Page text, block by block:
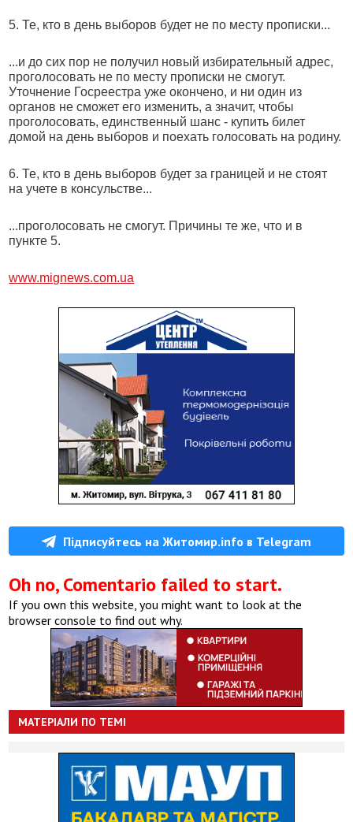
5. Те, кто в день выборов будет не по месту прописки...
...и до сих пор не получил новый избирательный адрес,
проголосовать не по месту прописки не смогут.
Уточнение Госреестра уже окончено, и ни один из
органов не сможет его изменить, а значит, чтобы
проголосовать, единственный шанс - купить билет
домой на день выборов и поехать голосовать на родину.
6. Те, кто в день выборов будет за границей и не стоят
на учете в консульстве...
...проголосовать не смогут. Причины те же, что и в
пункте 5.
www.mignews.com.ua
Підписуйтесь на Житомир.info в Telegram
Oh no, Comentario failed to start.
If you own this website, you might want to look at the
browser console to find out why.
МАТЕРІАЛИ ПО ТЕМІ